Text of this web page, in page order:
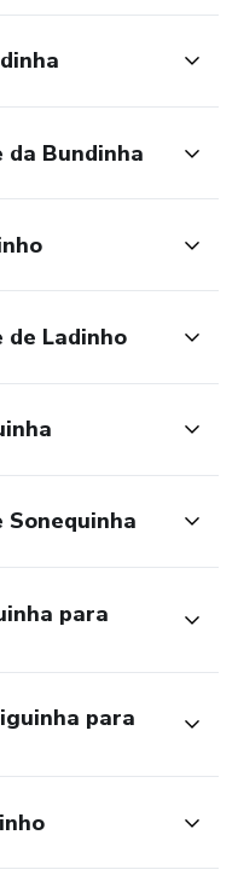
da Bundinha
de Ladinho
Sonequinha
para
para